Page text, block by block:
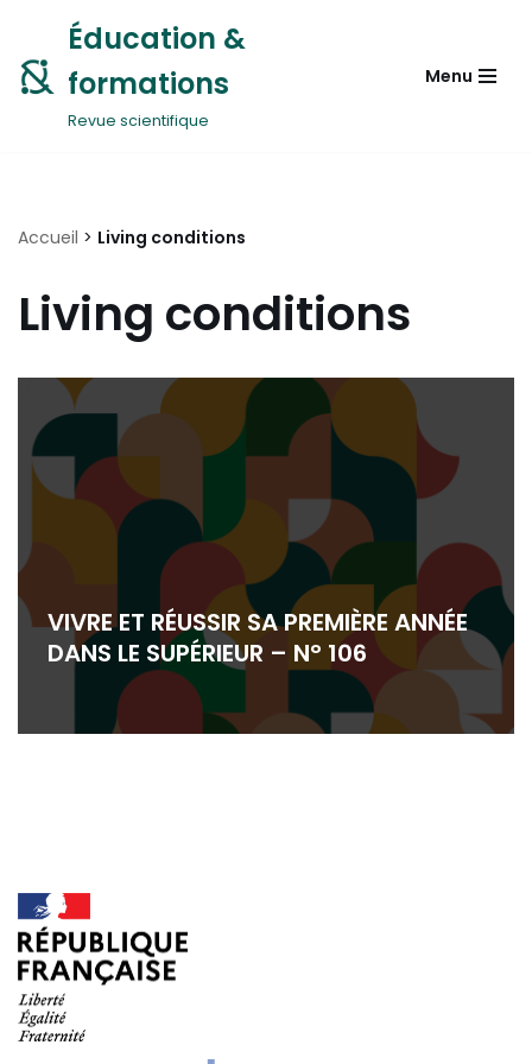
Aller
au
contenu
Éducation &
formations
Revue scientifique
Menu
Accueil > Living conditions
Living conditions
VIVRE ET RÉUSSIR SA PREMIÈRE ANNÉE
DANS LE SUPÉRIEUR – N° 106